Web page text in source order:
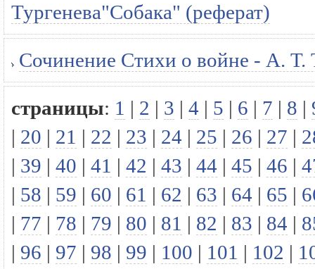
Тургенева"Собака" (реферат)
Сочинение Стихи о войне - А. Т.
страницы: 1 | 2 | 3 | 4 | 5 | 6 | 7 | 8 |
| 20 | 21 | 22 | 23 | 24 | 25 | 26 | 27 |
| 39 | 40 | 41 | 42 | 43 | 44 | 45 | 46 |
| 58 | 59 | 60 | 61 | 62 | 63 | 64 | 65 |
| 77 | 78 | 79 | 80 | 81 | 82 | 83 | 84 |
| 96 | 97 | 98 | 99 | 100 | 101 | 102 |